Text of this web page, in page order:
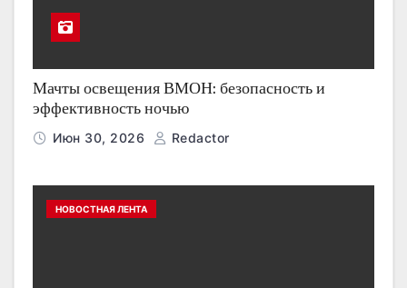
Мачты освещения ВМОН: безопасность и
эффективность ночью
Июн 30, 2026 Redactor
НОВОСТНАЯ ЛЕНТА